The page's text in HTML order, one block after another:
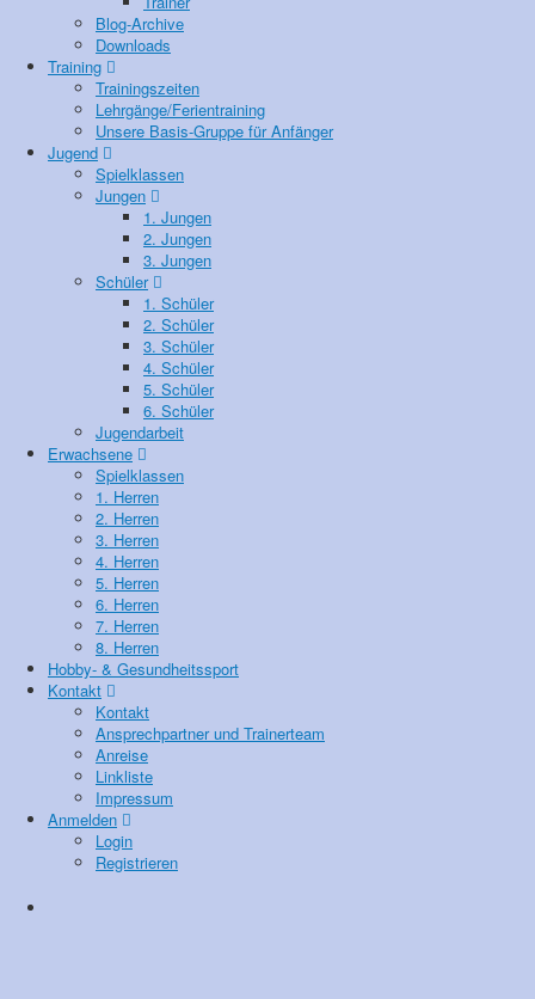
Blog-Archive
Downloads
Training
Trainingszeiten
Lehrgänge/Ferientraining
Unsere Basis-Gruppe für Anfänger
Jugend
Spielklassen
Jungen
1. Jungen
2. Jungen
3. Jungen
Schüler
1. Schüler
2. Schüler
3. Schüler
4. Schüler
5. Schüler
6. Schüler
Jugendarbeit
Erwachsene
Spielklassen
1. Herren
2. Herren
3. Herren
4. Herren
5. Herren
6. Herren
7. Herren
8. Herren
Hobby- & Gesundheitssport
Kontakt
Kontakt
Ansprechpartner und Trainerteam
Anreise
Linkliste
Impressum
Anmelden
Login
Registrieren